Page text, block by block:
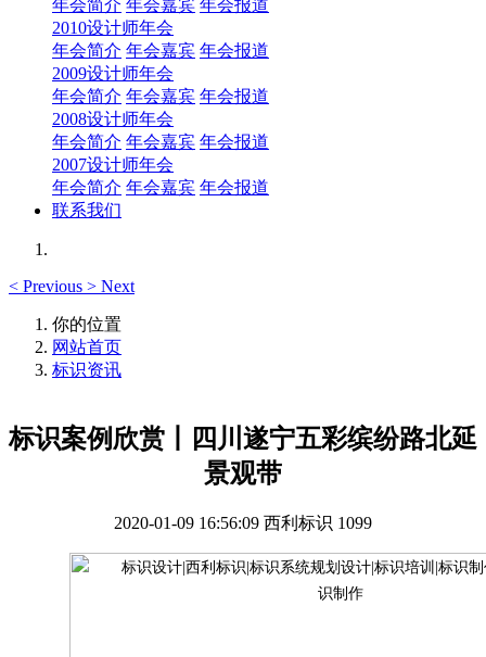
年会简介 年会嘉宾 年会报道
2010设计师年会
年会简介 年会嘉宾 年会报道
2009设计师年会
年会简介 年会嘉宾 年会报道
2008设计师年会
年会简介 年会嘉宾 年会报道
2007设计师年会
年会简介 年会嘉宾 年会报道
联系我们
< Previous > Next
你的位置
网站首页
标识资讯
标识案例欣赏丨四川遂宁五彩缤纷路北延
景观带
2020-01-09 16:56:09 西利标识 1099